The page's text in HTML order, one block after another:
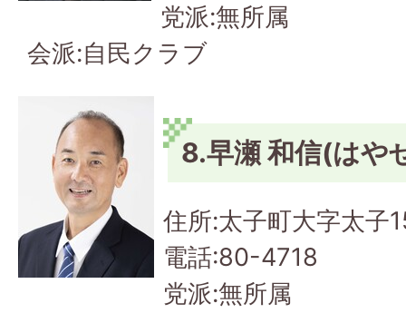
党派:無所属
会派:自民クラブ
8.早瀬 和信(はや
住所:太子町大字太子
電話:80-4718
党派:無所属